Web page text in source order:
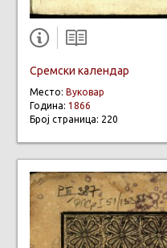
Сремски календар
Место: Вуковар
Година: 1866
Број страница: 220